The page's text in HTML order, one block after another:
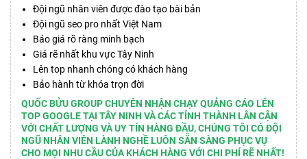
Đội ngũ nhân viên được đào tạo bài bản
Đội ngũ seo pro nhất Việt Nam
Báo giá rõ ràng minh bạch
Giá rẽ nhất khu vực Tây Ninh
Lên top nhanh chóng có khách hàng
Bảo hành từ khóa trọn đời
QUỐC BỬU GROUP CHUYÊN NHẬN CHẠY QUẢNG CÁO LÊN
TOP GOOGLE TẠI TÂY NINH VÀ CÁC TỈNH THÀNH LÂN CẬN
VỚI CHẤT LƯỢNG VÀ UY TÍN HÀNG ĐẦU, CHÚNG TÔI CÓ ĐỘI
NGŨ NHÂN VIÊN LÀNH NGHỀ LUÔN SẴN SÀNG PHỤC VỤ
CHO MỌI NHU CẦU CỦA KHÁCH HÀNG VỚI CHI PHÍ RẼ NHẤT!